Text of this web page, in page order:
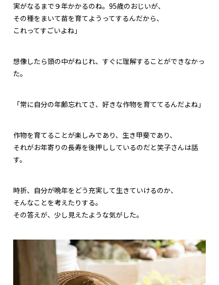
実がなるまで９年かかるのね。95歳のおじいが、
その種をまいて苗を育てようってするんだから、
これってすごいよね」
想像したら頭の中がねじれ、すぐに理解することができなかっ
た。
「常に自分の年齢忘れてさ、好きな作物を育ててるんだよね」
作物を育てることが楽しみであり、生き甲斐であり、
それがお年寄りの長寿を後押ししているのだと笑子さんは話
す。
時折、自分が晩年をどう充実して生きていけるのか、
そんなことを考えたりする。
その答えが、少し見えたような気がした。